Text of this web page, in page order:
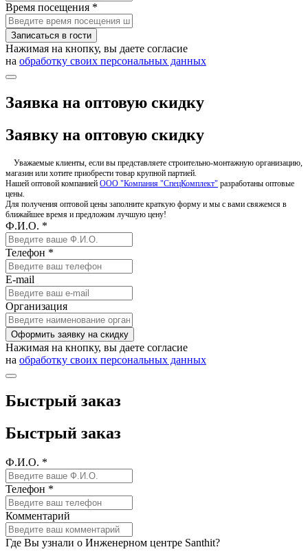
Время посещения *
Записаться в гости
Нажимая на кнопку, вы даете согласие
на обработку своих персональных данных
Заявка на оптовую скидку
Заявку на оптовую скидку
Уважаемые клиенты, если вы представляете строительно-монтажную организацию,
магазин или хотите приобрести товар крупной партией.
Нашей оптовой компанией ООО "Компания "СпецКомплект" разработаны оптовые
цены.
Для получения оптовой цены заполните краткую форму и мы с вами свяжемся в
ближайшее время и предложим лучшую цену!
Ф.И.О. *
Телефон *
E-mail
Организация
Оформить заявку на скидку
Нажимая на кнопку, вы даете согласие
на обработку своих персональных данных
Быстрый заказ
Быстрый заказ
Ф.И.О. *
Телефон *
Комментарий
Где Вы узнали о Инженерном центре Santhit?